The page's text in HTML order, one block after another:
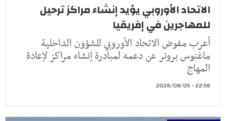
الاتحاد الأوروبي يؤيد إنشاء مراكز ترحيل
للمهاجرين في إفريقيا
أعرب مفوض الاتحاد الأوروبي للشؤون الداخلية
ماغنوس برونر عن دعمه لمبادرة إنشاء مراكز لإعادة
المهاج
22:56 - 2026/08/05